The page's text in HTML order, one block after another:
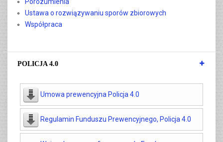
Porozumienia
Ustawa o rozwiązywaniu sporów zbiorowych
Współpraca
POLICJA 4.0
Umowa prewencyjna Policja 4.0
Regulamin Funduszu Prewencyjnego, Policja 4.0